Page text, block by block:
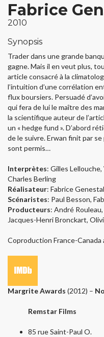
Fabrice
2010
Synopsis
Trader dans une grande
gagne. Mais il en veut plus,
article consacré à la
l’intuition d’une corrélation
flux boursiers. Persuadé
qui fera de lui le maître des
la scientifique auteur de
un « hedge fund ». D’abord
de le suivre. Erwan finit par
sont permis…
Interprètes: Gilles
Charles Berling
Réalisateur: Fabrice Genestal
Scénaristes: Paul Besson,
Producteurs: André
Jacques-Henri Bronckart,
Coproduction France-Canada
Margrite Awards (2012) –
Remstar Films
85 rue Saint-Paul O.